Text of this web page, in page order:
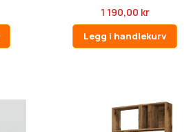
1 190,00 kr
Legg i handlekurv